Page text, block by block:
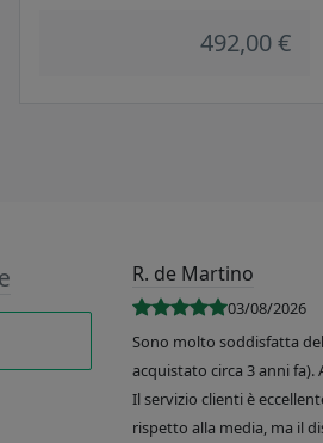
492,00 €
R. de Martino
03/08/2026
Sono molto soddisfatta
acquistato circa 3 anni
Il servizio clienti è
rispetto alla media, ma il